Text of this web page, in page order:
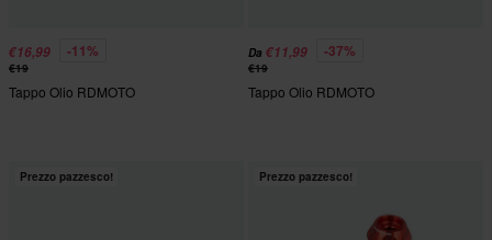
€16,99 -11%
€19
Tappo Olio RDMOTO
Da €11,99 -37%
€19
Tappo Olio RDMOTO
Prezzo pazzesco! Prezzo pazzesco!